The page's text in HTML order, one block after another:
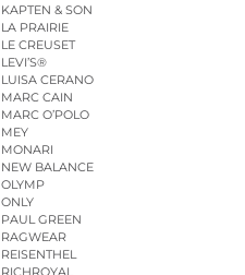
KAPTEN & SON
LA PRAIRIE
LE CREUSET
LEVI’S®
LUISA CERANO
MARC CAIN
MARC O’POLO
MEY
MONARI
NEW BALANCE
OLYMP
ONLY
PAUL GREEN
RAGWEAR
REISENTHEL